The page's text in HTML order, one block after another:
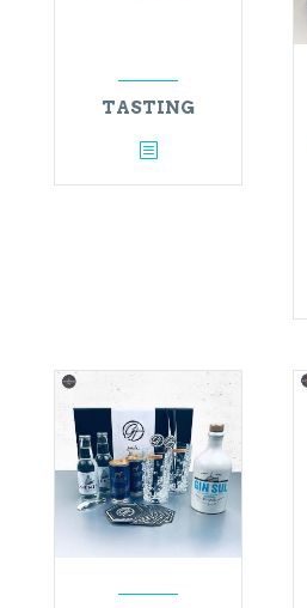
TASTING